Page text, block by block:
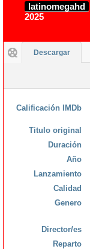
latinomegahd
2025
Descargar
Calificación IMDb
Titulo original
Duración
Año
Lanzamiento
Calidad
Genero
Director/es
Reparto